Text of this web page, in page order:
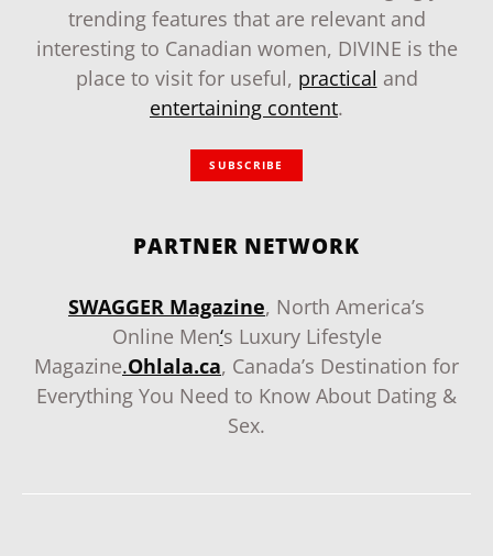
trending features that are relevant and
interesting to Canadian women, DIVINE is the
place to visit for useful, practical and
entertaining content.
SUBSCRIBE
PARTNER NETWORK
SWAGGER Magazine, North America’s
Online Men‘s Luxury Lifestyle
Magazine.Ohlala.ca, Canada’s Destination for
Everything You Need to Know About Dating &
Sex.